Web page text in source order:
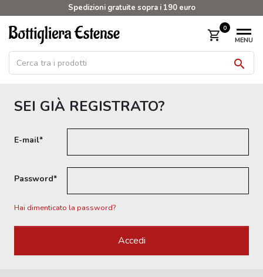
Spedizioni gratuite sopra i 190 euro
shopping_cart 0
MENU

SEI GIÀ REGISTRATO?
E-mail
Password
Hai dimenticato la password?
Accedi